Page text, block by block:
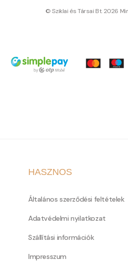
© Sziklai és Társai Bt. 2026
HASZNOS
Általános szerződési feltételek
Adatvédelmi nyilatkozat
Szállítási információk
Impresszum